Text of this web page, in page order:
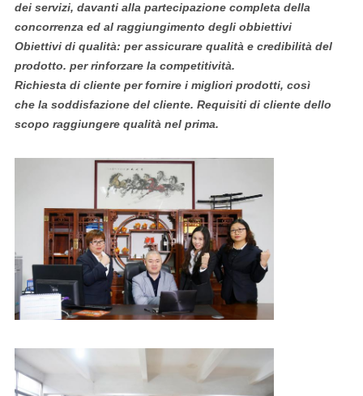
dei servizi, davanti alla partecipazione completa della
concorrenza ed al raggiungimento degli obbiettivi
Obiettivi di qualità: per assicurare qualità e credibilità del
prodotto. per rinforzare la competitività.
Richiesta di cliente per fornire i migliori prodotti, così
che la soddisfazione del cliente. Requisiti di cliente dello
scopo raggiungere qualità nel prima.